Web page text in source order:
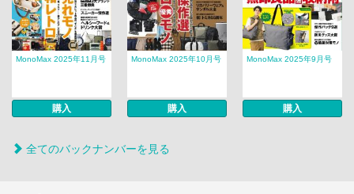
MonoMax 2025年11月号
購入
MonoMax 2025年10月号
購入
MonoMax 2025年9月号
購入
全てのバックナンバーを見る